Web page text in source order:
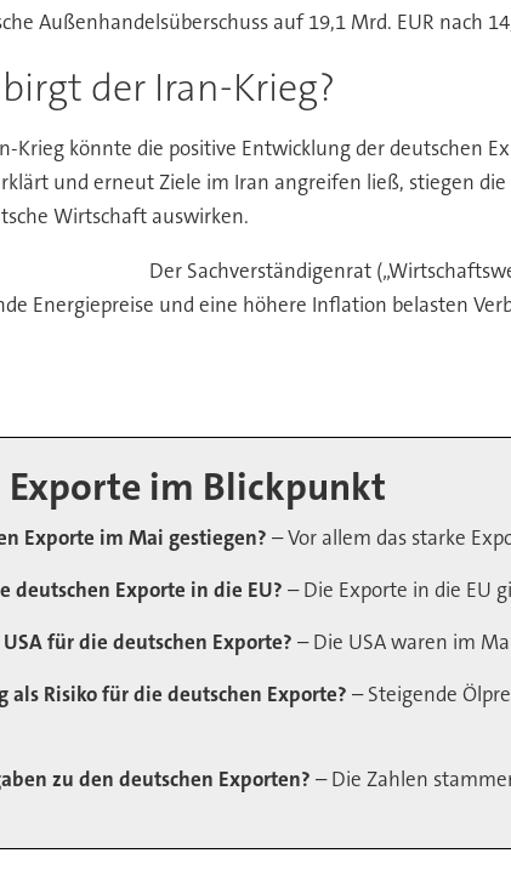
Außenhandelsüberschuss auf 19,1 Mrd. EUR nach
der Iran-Krieg?
könnte die positive Entwicklung der deutschen
und erneut Ziele im Iran angreifen ließ, stiegen
Wirtschaft auswirken.
Der Sachverständigenrat
Energiepreise und eine höhere Inflation belasten
Exporte im Blickpunkt
Exporte im Mai gestiegen? – Vor allem das starke
deutschen Exporte in die EU? – Die Exporte in die EU
für die deutschen Exporte? – Die USA waren im
als Risiko für die deutschen Exporte? – Steigende
zu den deutschen Exporten? – Die Zahlen